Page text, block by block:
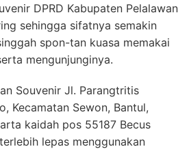
DPRD Kabupaten Pelalawan
sehingga sifatnya semakin
spon-tan kuasa memakai
mengunjunginya.
Souvenir Jl. Parangtritis
Kecamatan Sewon, Bantul,
kaidah pos 55187 Becus
lepas menggunakan